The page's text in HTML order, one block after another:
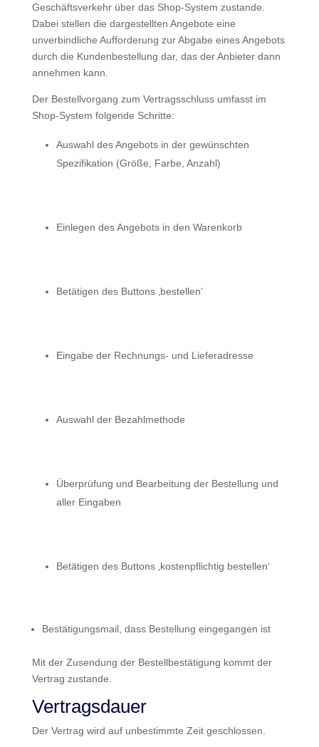
Geschäftsverkehr über das Shop-System zustande.
Dabei stellen die dargestellten Angebote eine
unverbindliche Aufforderung zur Abgabe eines Angebots
durch die Kundenbestellung dar, das der Anbieter dann
annehmen kann.
Der Bestellvorgang zum Vertragsschluss umfasst im
Shop-System folgende Schritte:
Auswahl des Angebots in der gewünschten
Spezifikation (Größe, Farbe, Anzahl)
Einlegen des Angebots in den Warenkorb
Betätigen des Buttons ‚bestellen‘
Eingabe der Rechnungs- und Lieferadresse
Auswahl der Bezahlmethode
Überprüfung und Bearbeitung der Bestellung und
aller Eingaben
Betätigen des Buttons ‚kostenpflichtig bestellen‘
Bestätigungsmail, dass Bestellung eingegangen ist
Mit der Zusendung der Bestellbestätigung kommt der
Vertrag zustande.
Vertragsdauer
Der Vertrag wird auf unbestimmte Zeit geschlossen.